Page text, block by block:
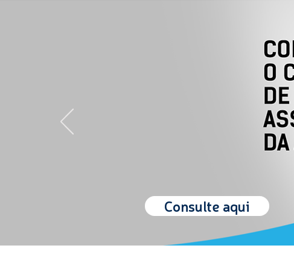
Consulte aqui